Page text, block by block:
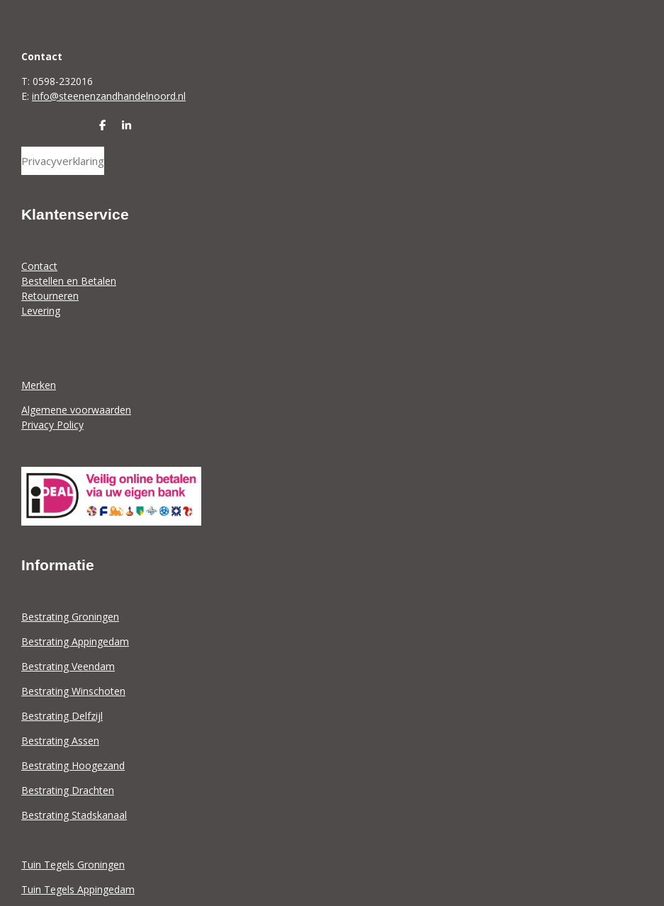
Contact
T: 0598-232016
E: info@steenenzandhandelnoord.nl
D
l
e
n
S
Privacyverklaring
Klantenservice
Contact
Bestellen en Betalen
Retourneren
Levering
Merken
Algemene voorwaarden
Privacy Policy
Informatie
Bestrating Groningen
Bestrating Appingedam
Bestrating Veendam
Bestrating Winschoten
Bestrating Delfzijl
Bestrating Assen
Bestrating Hoogezand
Bestrating Drachten
Bestrating Stadskanaal
Tuin Tegels Groningen
Tuin Tegels Appingedam